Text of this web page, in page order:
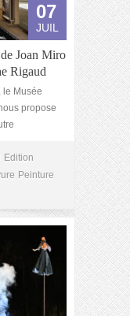
07
JUIL
Joan Miro
Rigaud
le Musée
propose
Edition
Peinture